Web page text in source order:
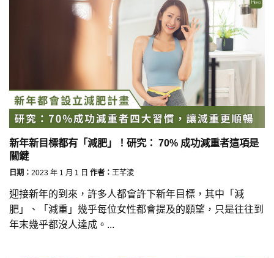
新年新目標都有「減肥」！研究： 70% 成功減重者這項是
關鍵
日期： 2023 年 1 月 1 日 作者： 王芊淩
迎接新年的到來，許多人都會許下新年目標，其中「減
肥」、「減重」幾乎每位女性都會提及的願望，只是往往到
年末幾乎都沒人達成。...